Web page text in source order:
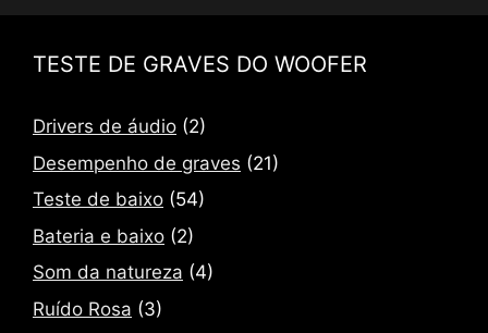
TESTE DE GRAVES DO WOOFER
Drivers de áudio (2)
Desempenho de graves (21)
Teste de baixo (54)
Bateria e baixo (2)
Som da natureza (4)
Ruído Rosa (3)